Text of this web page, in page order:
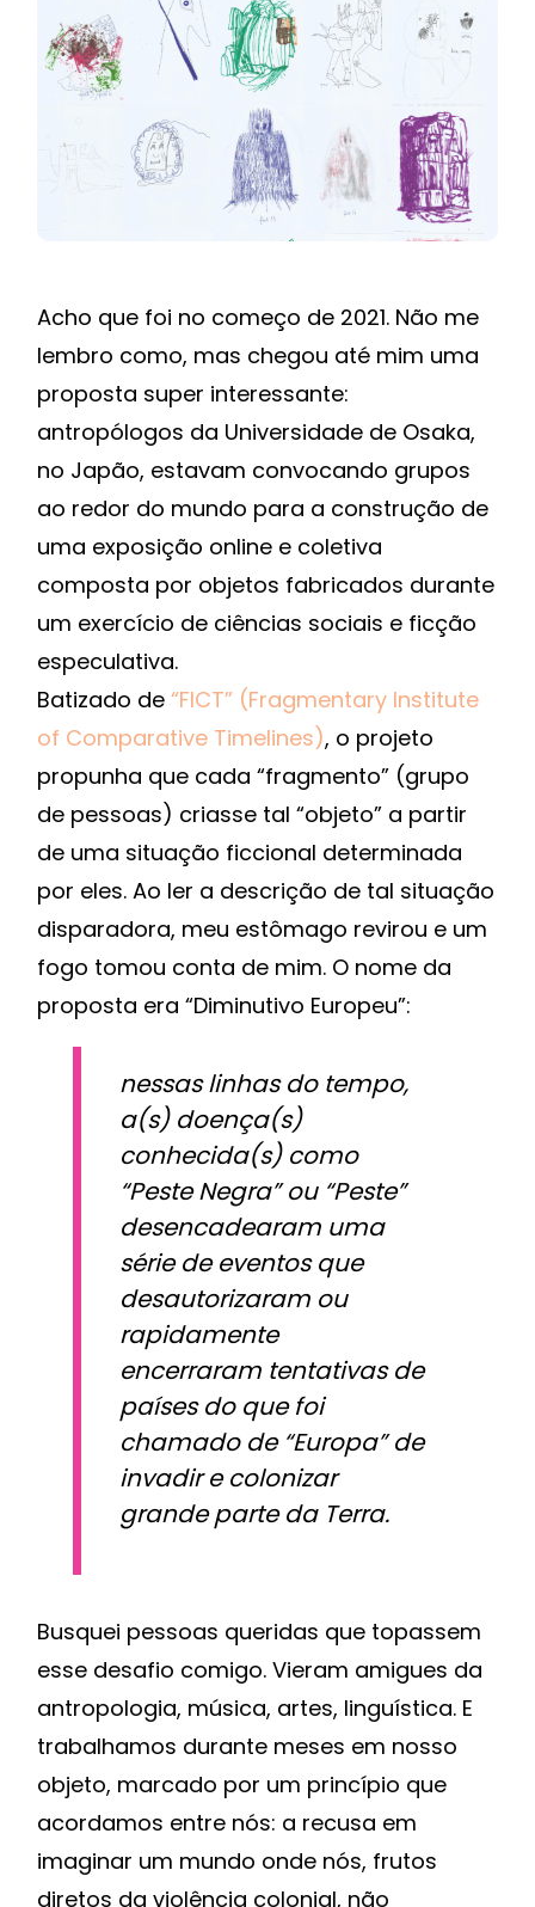
Acho que foi no começo de 2021. Não me
lembro como, mas chegou até mim uma
proposta super interessante:
antropólogos da Universidade de Osaka,
no Japão, estavam convocando grupos
ao redor do mundo para a construção de
uma exposição online e coletiva
composta por objetos fabricados durante
um exercício de ciências sociais e ficção
especulativa.
Batizado de “FICT” (Fragmentary Institute
of Comparative Timelines), o projeto
propunha que cada “fragmento” (grupo
de pessoas) criasse tal “objeto” a partir
de uma situação ficcional determinada
por eles. Ao ler a descrição de tal situação
disparadora, meu estômago revirou e um
fogo tomou conta de mim. O nome da
proposta era “Diminutivo Europeu”:
nessas linhas do tempo,
a(s) doença(s)
conhecida(s) como
“Peste Negra” ou “Peste”
desencadearam uma
série de eventos que
desautorizaram ou
rapidamente
encerraram tentativas de
países do que foi
chamado de “Europa” de
invadir e colonizar
grande parte da Terra.
Busquei pessoas queridas que topassem
esse desafio comigo. Vieram amigues da
antropologia, música, artes, linguística. E
trabalhamos durante meses em nosso
objeto, marcado por um princípio que
acordamos entre nós: a recusa em
imaginar um mundo onde nós, frutos
diretos da violência colonial, não